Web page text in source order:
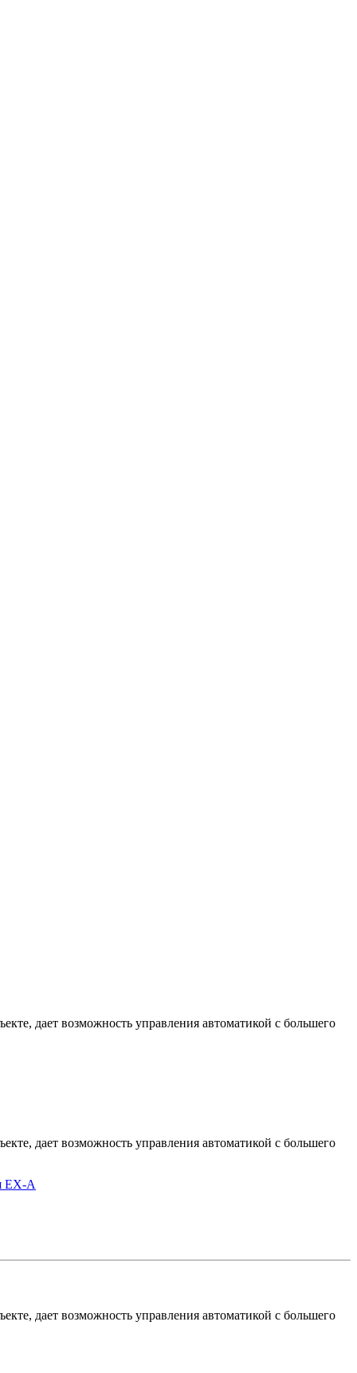
дает возможность управления автоматикой с большего
дает возможность управления автоматикой с большего
EX-A
дает возможность управления автоматикой с большего